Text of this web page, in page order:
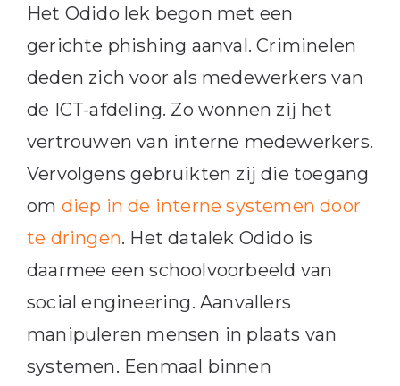
Het Odido lek begon met een
gerichte phishing aanval. Criminelen
deden zich voor als medewerkers van
de ICT-afdeling. Zo wonnen zij het
vertrouwen van interne medewerkers.
Vervolgens gebruikten zij die toegang
om diep in de interne systemen door
te dringen. Het datalek Odido is
daarmee een schoolvoorbeeld van
social engineering. Aanvallers
manipuleren mensen in plaats van
systemen. Eenmaal binnen